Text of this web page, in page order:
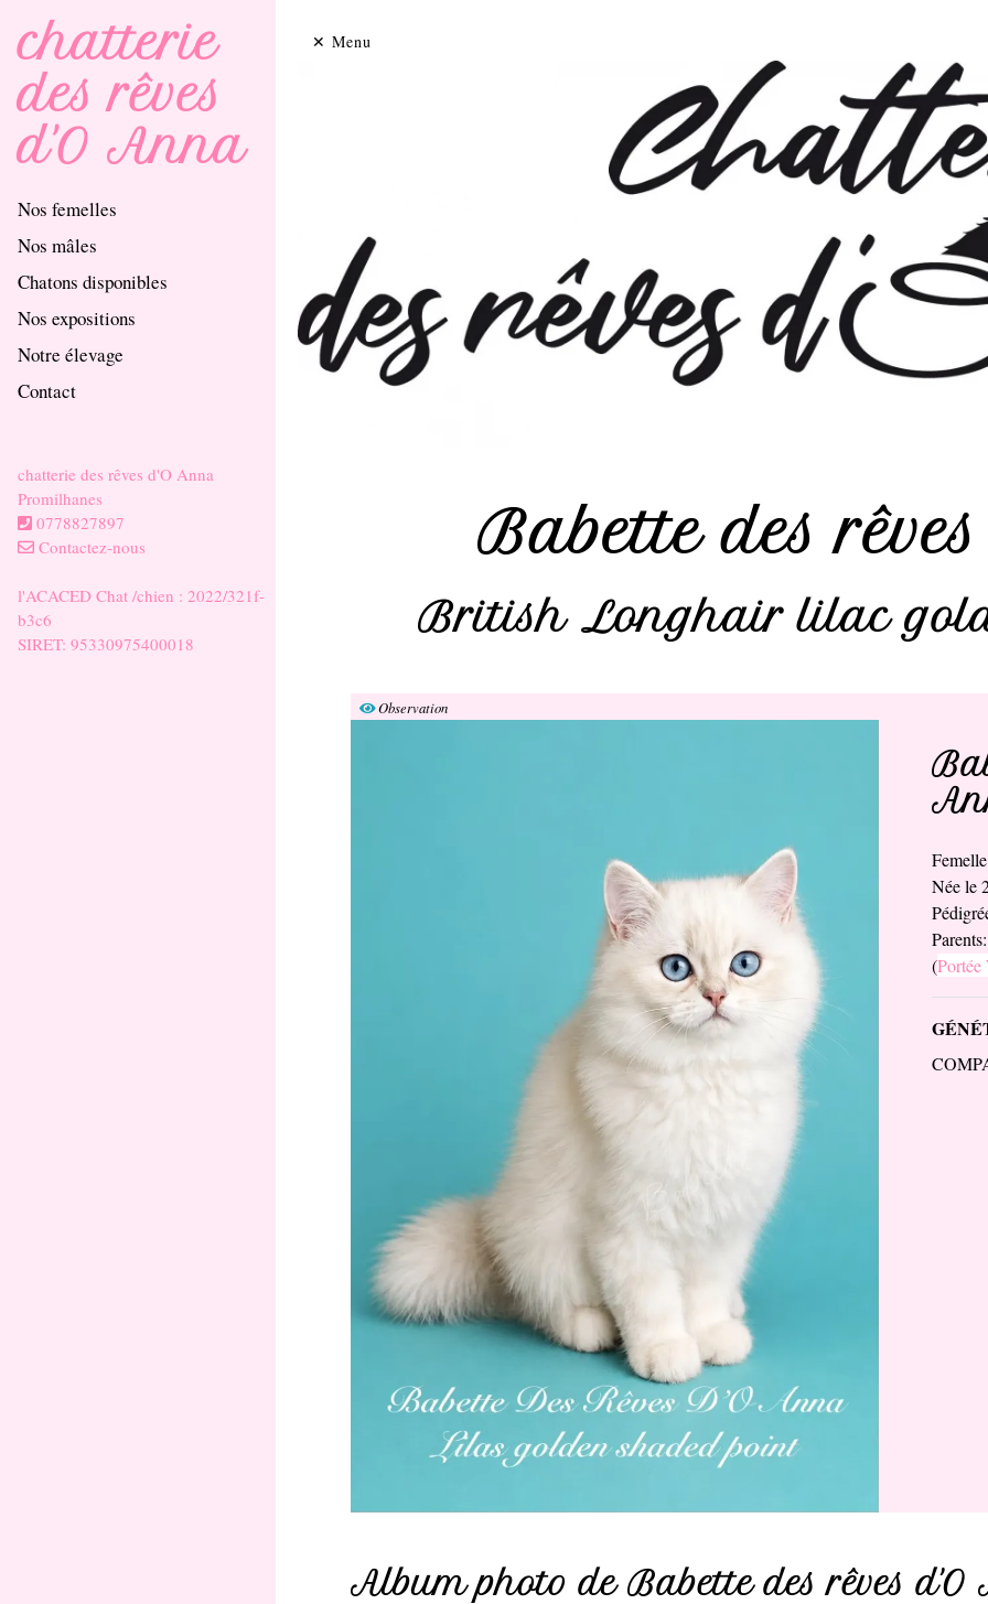
chatterie
des rêves
d'O Anna
Nos femelles
Nos mâles
Chatons disponibles
Nos expositions
Notre élevage
Contact
chatterie des rêves d'O Anna
Promilhanes
0778827897
Contactez-nous
l'ACACED Chat /chien : 2022/321f-
b3c6
SIRET: 95330975400018
Menu
Babette des
British Longhair lilac
Observation
Née le
(
Album photo de Babette des rêves